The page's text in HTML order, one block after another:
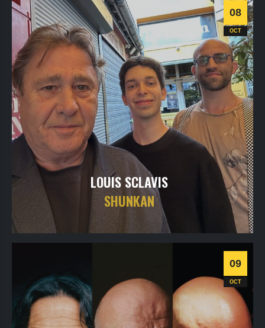
Informations Billetterie
Jazz
08
OCT
LOUIS SCLAVIS
SHUNKAN
jeudi 8oct2026 - 20h30- Le Triton
Jazz
09
OCT